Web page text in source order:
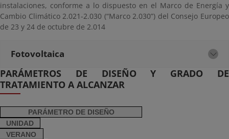
instalaciones, conforme a lo dispuesto en el Marco de Energía y
Cambio Climático 2.021-2.030 (“Marco 2.030”) del Consejo Europeo
de 23 y 24 de octubre de 2.014
Fotovoltaica
PARÁMETROS DE DISEÑO Y GRADO DE
TRATAMIENTO A ALCANZAR
PARÁMETRO DE DISEÑO
UNIDAD
VERANO